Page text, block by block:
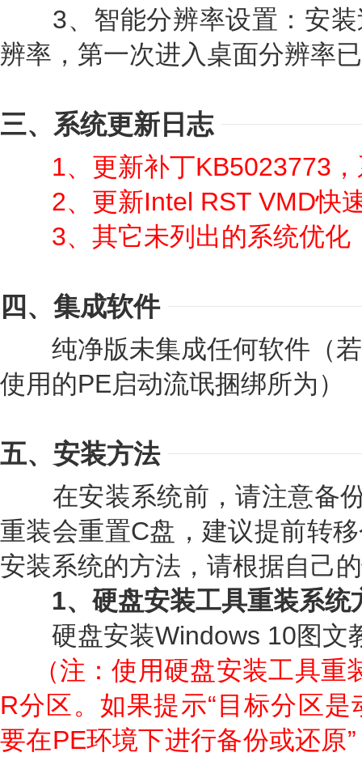
3、智能分辨率设置：安装
辨率，第一次进入桌面分辨率
三、系统更新日志
1、更新补丁KB5023773
2、更新Intel RST VMD快
3、其它未列出的系统优化
四、集成软件
纯净版未集成任何软件（若
使用的PE启动流氓捆绑所为）
五、安装方法
在安装系统前，请注意备份
重装会重置C盘，建议提前转
安装系统的方法，请根据自己
1、硬盘安装工具重装系统
硬盘安装Windows 10图文
（注：使用硬盘安装工具
R分区。如果提示“目标分区
要在PE环境下进行备份或还原